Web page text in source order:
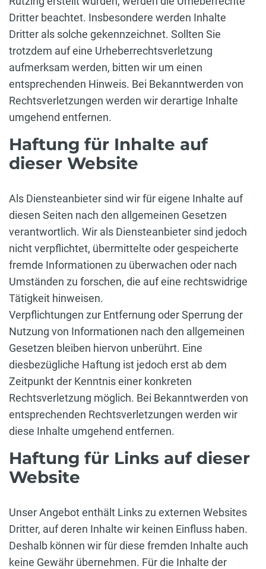
Dritter beachtet. Insbesondere werden Inhalte
Dritter als solche gekennzeichnet. Sollten Sie
trotzdem auf eine Urheberrechtsverletzung
aufmerksam werden, bitten wir um einen
entsprechenden Hinweis. Bei Bekanntwerden von
Rechtsverletzungen werden wir derartige Inhalte
umgehend entfernen.
Haftung für Inhalte auf
dieser Website
Als Diensteanbieter sind wir für eigene Inhalte auf
diesen Seiten nach den allgemeinen Gesetzen
verantwortlich. Wir als Diensteanbieter sind jedoch
nicht verpflichtet, übermittelte oder gespeicherte
fremde Informationen zu überwachen oder nach
Umständen zu forschen, die auf eine rechtswidrige
Tätigkeit hinweisen.
Verpflichtungen zur Entfernung oder Sperrung der
Nutzung von Informationen nach den allgemeinen
Gesetzen bleiben hiervon unberührt. Eine
diesbezügliche Haftung ist jedoch erst ab dem
Zeitpunkt der Kenntnis einer konkreten
Rechtsverletzung möglich. Bei Bekanntwerden von
entsprechenden Rechtsverletzungen werden wir
diese Inhalte umgehend entfernen.
Haftung für Links auf dieser
Website
Unser Angebot enthält Links zu externen Websites
Dritter, auf deren Inhalte wir keinen Einfluss haben.
Deshalb können wir für diese fremden Inhalte auch
keine Gewähr übernehmen. Für die Inhalte der